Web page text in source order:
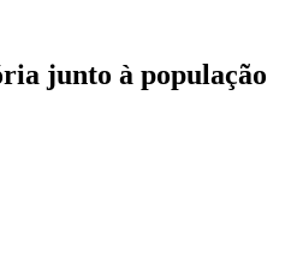
junto à população